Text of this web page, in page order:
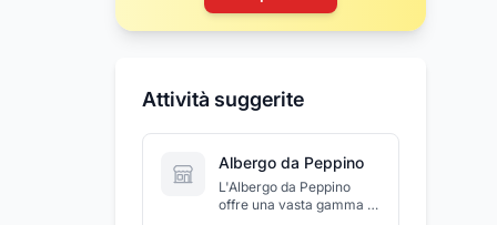
Attività suggerite
Albergo da Peppino
L'Albergo da Peppino
offre una vasta gamma di